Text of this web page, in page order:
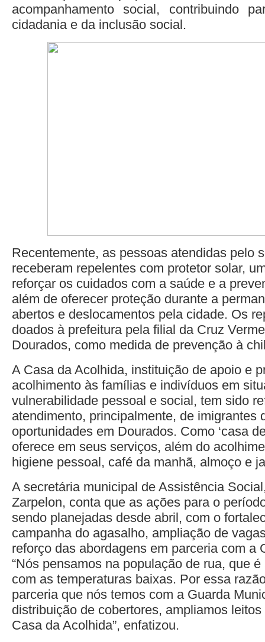
acompanhamento social, contribuindo
cidadania e da inclusão social.
Recentemente, as pessoas atendidas pelo
receberam repelentes com protetor solar,
reforçar os cuidados com a saúde e a
além de oferecer proteção durante a
abertos e deslocamentos pela cidade. Os
doados à prefeitura pela filial da Cruz
Dourados, como medida de prevenção à
A Casa da Acolhida, instituição de apoio e
acolhimento às famílias e indivíduos em
vulnerabilidade pessoal e social, tem sido
atendimento, principalmente, de imigrantes
oportunidades em Dourados. Como ‘casa
oferece em seus serviços, além do
higiene pessoal, café da manhã, almoço e
A secretária municipal de Assistência
Zarpelon, conta que as ações para o
sendo planejadas desde abril, com o
campanha do agasalho, ampliação de
reforço das abordagens em parceria com a
“Nós pensamos na população de rua, que
com as temperaturas baixas. Por essa
parceria que nós temos com a Guarda
distribuição de cobertores, ampliamos
Casa da Acolhida”, enfatizou.